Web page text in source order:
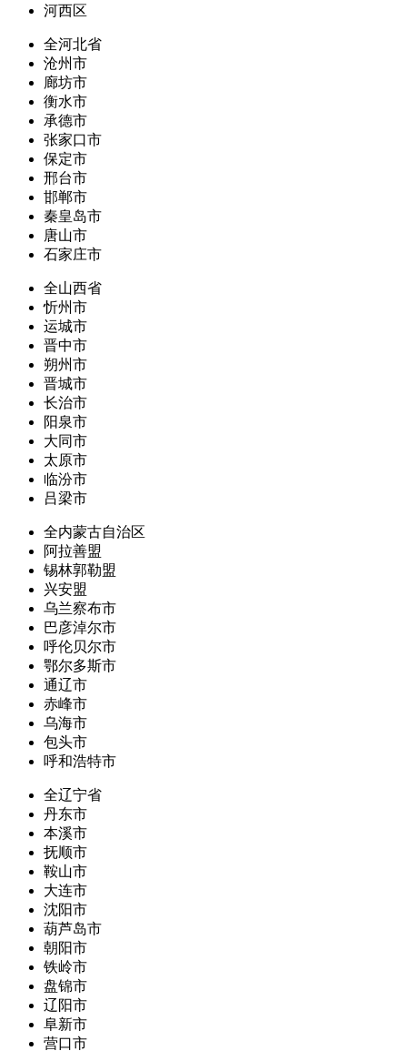
河西区
全河北省
沧州市
廊坊市
衡水市
承德市
张家口市
保定市
邢台市
邯郸市
秦皇岛市
唐山市
石家庄市
全山西省
忻州市
运城市
晋中市
朔州市
晋城市
长治市
阳泉市
大同市
太原市
临汾市
吕梁市
全内蒙古自治区
阿拉善盟
锡林郭勒盟
兴安盟
乌兰察布市
巴彦淖尔市
呼伦贝尔市
鄂尔多斯市
通辽市
赤峰市
乌海市
包头市
呼和浩特市
全辽宁省
丹东市
本溪市
抚顺市
鞍山市
大连市
沈阳市
葫芦岛市
朝阳市
铁岭市
盘锦市
辽阳市
阜新市
营口市